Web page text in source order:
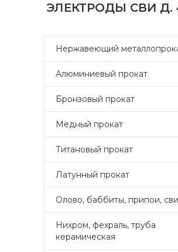
ЭЛЕКТРОДЫ СВИ Д.
Нержавеющий
Алюминиевый прокат
Бронзовый прокат
Медный прокат
Титановый прокат
Латунный прокат
Олово, баббиты, припои,
Нихром, фехраль, труба
керамическая